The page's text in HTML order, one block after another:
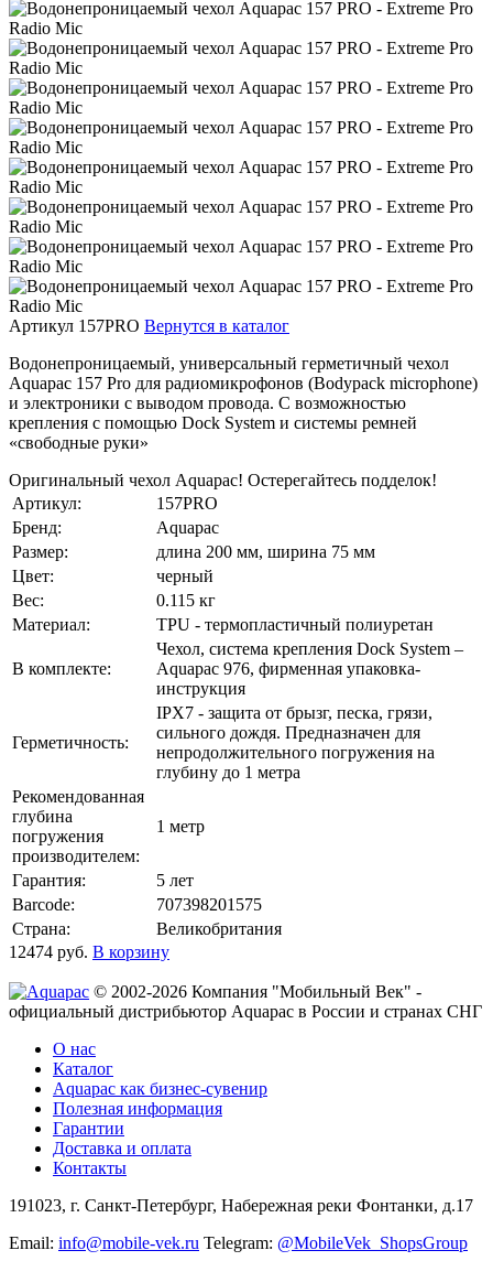
Артикул 157PRO Вернутся в каталог
Водонепроницаемый, универсальный герметичный чехол
Aquapac 157 Pro для радиомикрофонов (Bodypack microphone)
и электроники с выводом провода. С возможностью
крепления с помощью Dock System и системы ремней
«свободные руки»
Оригинальный чехол Aquapac! Остерегайтесь подделок!
Артикул:
157PRO
Бренд:
Aquapac
Размер:
длина 200 мм, ширина 75 мм
Цвет:
черный
Вес:
0.115 кг
Материал:
TPU - термопластичный полиуретан
В комплекте:
Чехол, система крепления Dock System –
Aquapac 976, фирменная упаковка-
инструкция
Герметичность:
IPX7 - защита от брызг, песка, грязи,
сильного дождя. Предназначен для
непродолжительного погружения на
глубину до 1 метра
Рекомендованная
глубина
погружения
производителем:
1 метр
Гарантия:
5 лет
Barcode:
707398201575
Страна:
Великобритания
12474 руб. В корзину
© 2002-2026 Компания "Мобильный Век" -
официальный дистрибьютор Aquapac в России и странах СНГ
О нас
Каталог
Aquapac как бизнес-сувенир
Полезная информация
Гарантии
Доставка и оплата
Контакты
191023, г. Санкт-Петербург, Набережная реки Фонтанки, д.17
Email: info@mobile-vek.ru Telegram: @MobileVek_ShopsGroup